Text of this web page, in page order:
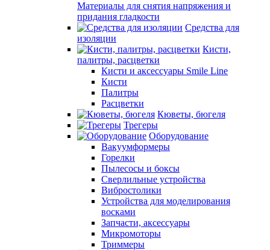
Материалы для снятия напряжения и
придания гладкости
Средства для
изоляции
Кисти,
палитры, расцветки
Кисти и аксессуары Smile Line
Кисти
Палитры
Расцветки
Кюветы, бюгеля
Трегеры
Оборудование
Вакуумформеры
Горелки
Пылесосы и боксы
Сверлильные устройства
Вибростолики
Устройства для моделирования
восками
Запчасти, аксессуары
Микромоторы
Триммеры